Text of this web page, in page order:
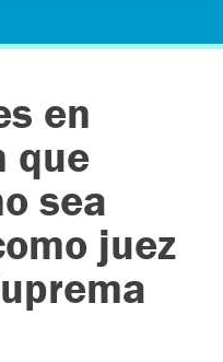
en
que
sea
juez